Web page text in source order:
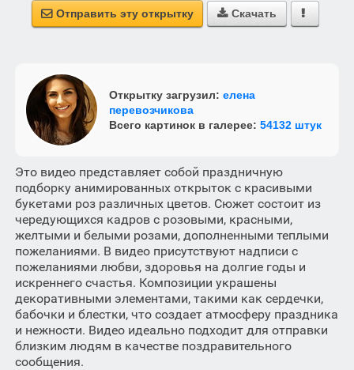
 Отправить эту открытку  Скачать 
Открытку загрузил: елена
перевозчикова
Всего картинок в галерее: 54132 штук
Это видео представляет собой праздничную
подборку анимированных открыток с красивыми
букетами роз различных цветов. Сюжет состоит из
чередующихся кадров с розовыми, красными,
желтыми и белыми розами, дополненными теплыми
пожеланиями. В видео присутствуют надписи с
пожеланиями любви, здоровья на долгие годы и
искреннего счастья. Композиции украшены
декоративными элементами, такими как сердечки,
бабочки и блестки, что создает атмосферу праздника
и нежности. Видео идеально подходит для отправки
близким людям в качестве поздравительного
сообщения.